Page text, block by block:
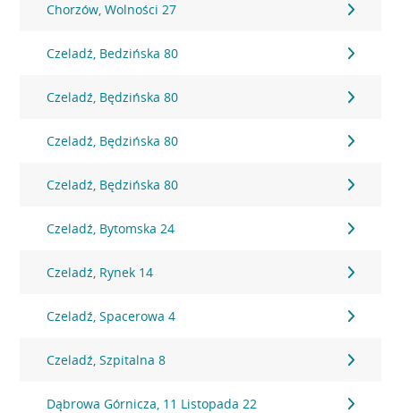
Chorzów, Wolności 27
Czeladź, Bedzińska 80
Czeladź, Będzińska 80
Czeladź, Będzińska 80
Czeladź, Będzińska 80
Czeladź, Bytomska 24
Czeladź, Rynek 14
Czeladź, Spacerowa 4
Czeladź, Szpitalna 8
Dąbrowa Górnicza, 11 Listopada 22